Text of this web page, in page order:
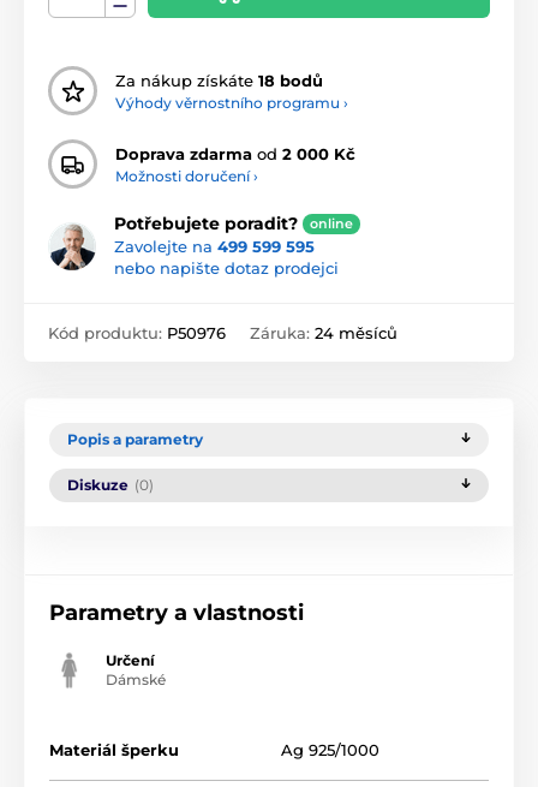
Za nákup získáte 18 bodů
Výhody věrnostního programu ›
Doprava zdarma od 2 000 Kč
Možnosti doručení ›
Potřebujete poradit? online
Zavolejte na 499 599 595
nebo napište dotaz prodejci
Kód produktu: P50976 Záruka: 24 měsíců
Popis a parametry
Diskuze (0)
Parametry a vlastnosti
Určení
Dámské
Materiál šperku Ag 925/1000